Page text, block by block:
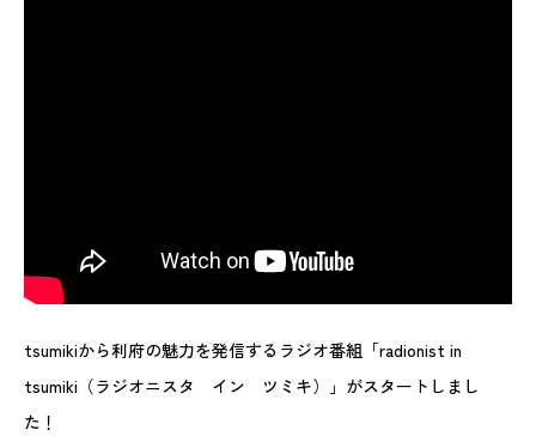
tsumikiから利府の魅力を発信するラジオ番組「radionist in
tsumiki（ラジオニスタ イン ツミキ）」がスタートしまし
た！